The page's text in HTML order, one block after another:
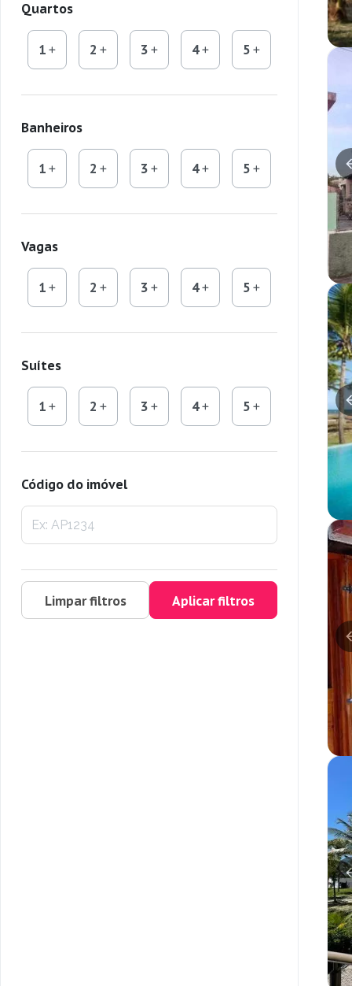
Quartos
1 2 3 4 5
Banheiros
1 2 3 4 5
Vagas
1 2 3 4 5
Suítes
1 2 3 4 5
Código do imóvel
Limpar filtros Aplicar filtros